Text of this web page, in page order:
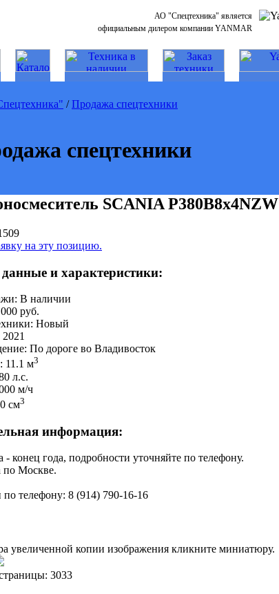
АО "Спецтехника" является
официальным дилером компании YANMAR
/Продажа спецтехники
спецтехники
SCANIA P380B8x4NZW
на эту позицию.
и характеристики:
В наличии
руб.
Новый
По дороге во Владивосток
11.1 м3
л.с.
м/ч
см3
информация:
- конец года, подробности уточняйте по телефону.
по Москве.
телефону: 8 (914) 790-16-16
увеличенной копии изображения кликните миниатюру.
3033